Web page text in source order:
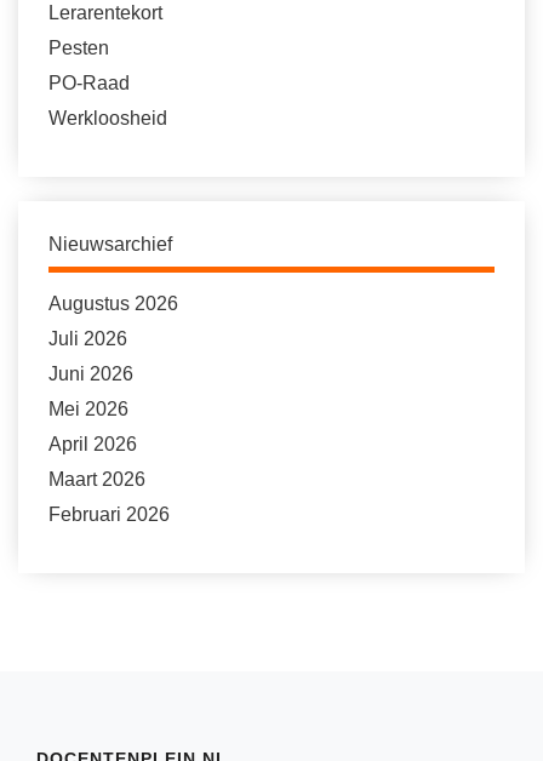
Lerarentekort
Pesten
PO-Raad
Werkloosheid
Nieuwsarchief
Augustus 2026
Juli 2026
Juni 2026
Mei 2026
April 2026
Maart 2026
Februari 2026